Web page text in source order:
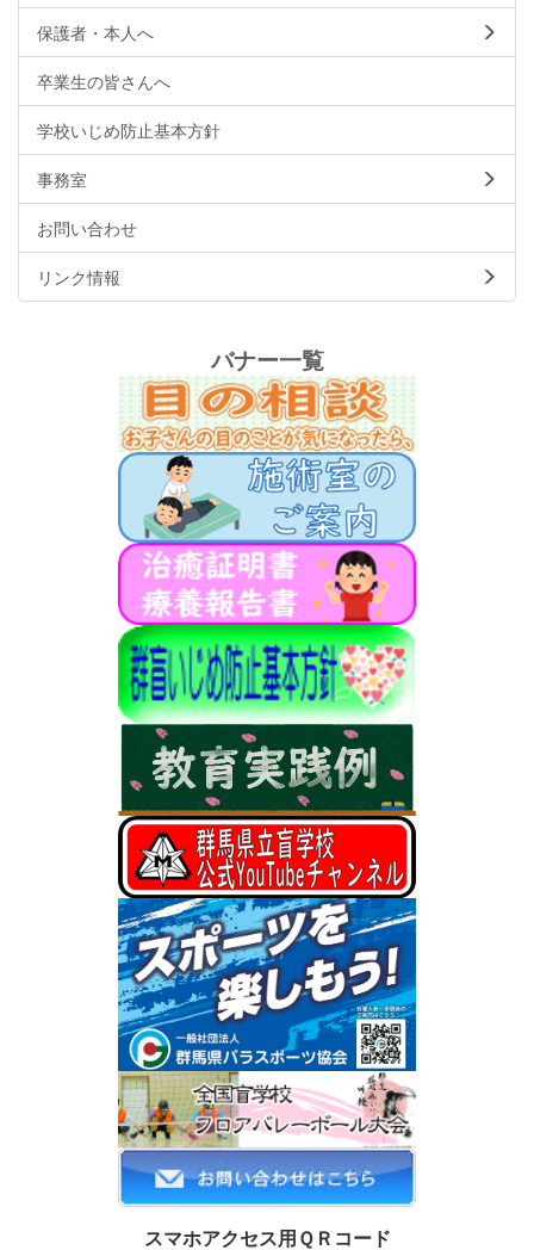
保護者・本人へ
卒業生の皆さんへ
学校いじめ防止基本方針
事務室
お問い合わせ
リンク情報
バナー一覧
スマホアクセス用ＱＲコード